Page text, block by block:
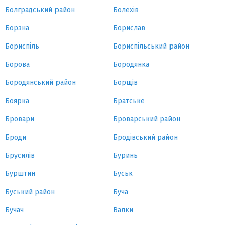
Болградський район Болехів
Борзна Борислав
Бориспіль Бориспільський район
Борова Бородянка
Бородянський район Борщів
Боярка Братське
Бровари Броварський район
Броди Бродівський район
Брусилів Буринь
Бурштин Буськ
Буський район Буча
Бучач Валки